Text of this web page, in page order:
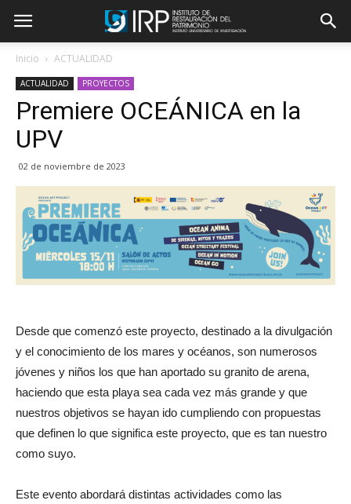
Inicio ACTUALIDAD
ACTUALIDAD PROYECTOS
Premiere OCEÁNICA en la
UPV
02 de noviembre de 2023
Desde que comenzó este proyecto, destinado a la divulgación
y el conocimiento de los mares y océanos, son numerosos
jóvenes y niños los que han aportado su granito de arena,
haciendo que esta playa sea cada vez más grande y que
nuestros objetivos se hayan ido cumpliendo con propuestas
que definen lo que significa este proyecto, que es tan nuestro
como suyo.
Este evento abordará distintas actividades como las